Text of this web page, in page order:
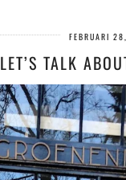
FEBRUARI
LET’S TALK